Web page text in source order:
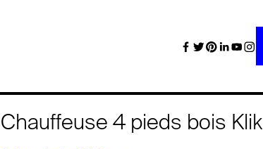
Chauffeuse 4 pieds bois Klik